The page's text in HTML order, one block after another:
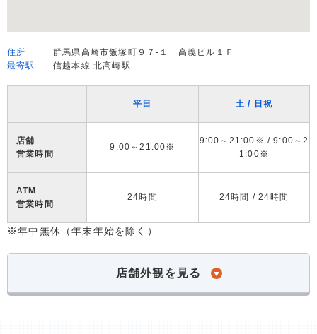
住所
群馬県高崎市飯塚町９７-１ 高義ビル１Ｆ
最寄駅
信越本線 北高崎駅
平日 土 / 日祝
店舗
営業時間
9:00～21:00※
9:00～21:00※ / 9:00～2
1:00※
ATM
営業時間
24時間 24時間 / 24時間
※年中無休（年末年始を除く）
店舗外観を見る